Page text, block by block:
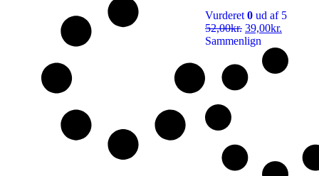
Vurderet 0 ud af 5
52,00kr. 39,00kr.
Sammenlign